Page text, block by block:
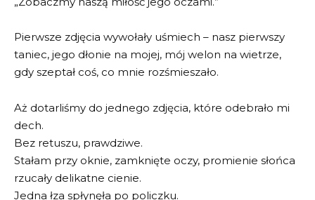
Pierwsze zdjęcia wywołały uśmiech – nasz pierwszy
taniec, jego dłonie na mojej, mój welon na wietrze,
gdy szeptał coś, co mnie rozśmieszało.
Aż dotarliśmy do jednego zdjęcia, które odebrało mi
dech.
Bez retuszu, prawdziwe.
Stałam przy oknie, zamknięte oczy, promienie słońca
rzucały delikatne cienie.
Jedna łza spłynęła po policzku.